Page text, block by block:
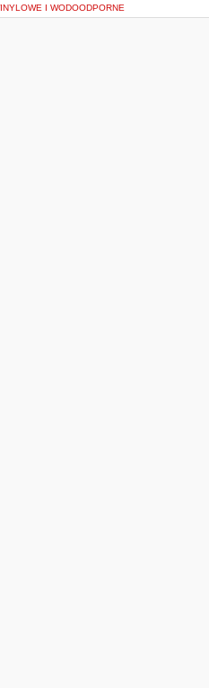
I WODOODPORNE